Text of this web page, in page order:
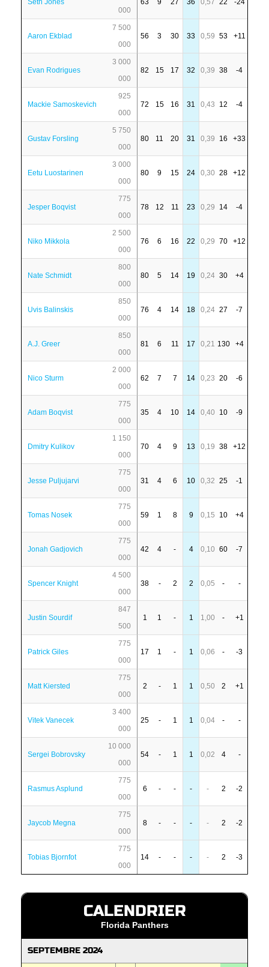
Seth Jones
000
63 9 27 36 0,57 22 -24
Aaron Ekblad
7 500
000
56 3 30 33 0,59 53 +11
Evan Rodrigues
3 000
000
82 15 17 32 0,39 38 -4
Mackie Samoskevich
925
000
72 15 16 31 0,43 12 -4
Gustav Forsling
5 750
000
80 11 20 31 0,39 16 +33
Eetu Luostarinen
3 000
000
80 9 15 24 0,30 28 +12
Jesper Boqvist
775
000
78 12 11 23 0,29 14 -4
Niko Mikkola
2 500
000
76 6 16 22 0,29 70 +12
Nate Schmidt
800
000
80 5 14 19 0,24 30 +4
Uvis Balinskis
850
000
76 4 14 18 0,24 27 -7
A.J. Greer
850
000
81 6 11 17 0,21 130 +4
Nico Sturm
2 000
000
62 7 7 14 0,23 20 -6
Adam Boqvist
775
000
35 4 10 14 0,40 10 -9
Dmitry Kulikov
1 150
000
70 4 9 13 0,19 38 +12
Jesse Puljujarvi
775
000
31 4 6 10 0,32 25 -1
Tomas Nosek
775
000
59 1 8 9 0,15 10 +4
Jonah Gadjovich
775
000
42 4 - 4 0,10 60 -7
Spencer Knight
4 500
000
38 - 2 2 0,05 - -
Justin Sourdif
847
500
1 1 - 1 1,00 - +1
Patrick Giles
775
000
17 1 - 1 0,06 - -3
Matt Kiersted
775
000
2 - 1 1 0,50 2 +1
Vitek Vanecek
3 400
000
25 - 1 1 0,04 - -
Sergei Bobrovsky
10 000
000
54 - 1 1 0,02 4 -
Rasmus Asplund
775
000
6 - - - - 2 -2
Jaycob Megna
775
000
8 - - - - 2 -2
Tobias Bjornfot
775
000
14 - - - - 2 -3
CALENDRIER
Florida Panthers
SEPTEMBRE 2024